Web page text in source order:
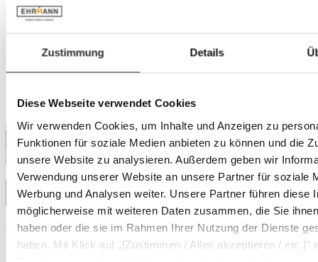
Zustimmung Details
Diese Webseite verwendet Cookies
Wir verwenden Cookies, um Inhalte und Anzeigen zu
Funktionen für soziale Medien anbieten zu können und die
unsere Website zu analysieren. Außerdem geben wir
Verwendung unserer Website an unsere Partner für soziale
Werbung und Analysen weiter. Unsere Partner führen diese
möglicherweise mit weiteren Daten zusammen, die Sie
haben oder die sie im Rahmen Ihrer Nutzung der Dienste
haben. Mit Klick auf „[Zustimmen / Alles akzeptieren / etc.]“
Auf Lager
WMF Müslilöffel-Set NUOVA